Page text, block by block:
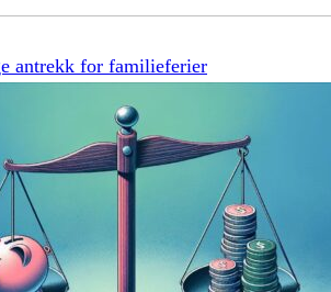
antrekk for familieferier